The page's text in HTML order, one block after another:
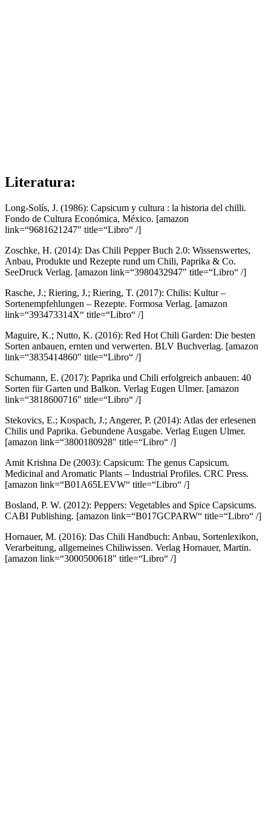
Literatura:
Long-Solís, J. (1986): Capsicum y cultura : la historia del chilli.
Fondo de Cultura Económica, México. [amazon
link=“9681621247″ title=“Libro“ /]
Zoschke, H. (2014): Das Chili Pepper Buch 2.0: Wissenswertes,
Anbau, Produkte und Rezepte rund um Chili, Paprika & Co.
SeeDruck Verlag. [amazon link=“3980432947″ title=“Libro“ /]
Rasche, J.; Riering, J.; Riering, T. (2017): Chilis: Kultur –
Sortenempfehlungen – Rezepte. Formosa Verlag. [amazon
link=“393473314X“ title=“Libro“ /]
Maguire, K.; Nutto, K. (2016): Red Hot Chili Garden: Die besten
Sorten anbauen, ernten und verwerten. BLV Buchverlag. [amazon
link=“3835414860″ title=“Libro“ /]
Schumann, E. (2017): Paprika und Chili erfolgreich anbauen: 40
Sorten für Garten und Balkon. Verlag Eugen Ulmer. [amazon
link=“3818600716″ title=“Libro“ /]
Stekovics, E.; Kospach, J.; Angerer, P. (2014): Atlas der erlesenen
Chilis und Paprika. Gebundene Ausgabe. Verlag Eugen Ulmer.
[amazon link=“3800180928″ title=“Libro“ /]
Amit Krishna De (2003): Capsicum: The genus Capsicum.
Medicinal and Aromatic Plants – Industrial Profiles. CRC Press.
[amazon link=“B01A65LEVW“ title=“Libro“ /]
Bosland, P. W. (2012): Peppers: Vegetables and Spice Capsicums.
CABI Publishing. [amazon link=“B017GCPARW“ title=“Libro“ /]
Hornauer, M. (2016): Das Chili Handbuch: Anbau, Sortenlexikon,
Verarbeitung, allgemeines Chiliwissen. Verlag Hornauer, Martin.
[amazon link=“3000500618″ title=“Libro“ /]